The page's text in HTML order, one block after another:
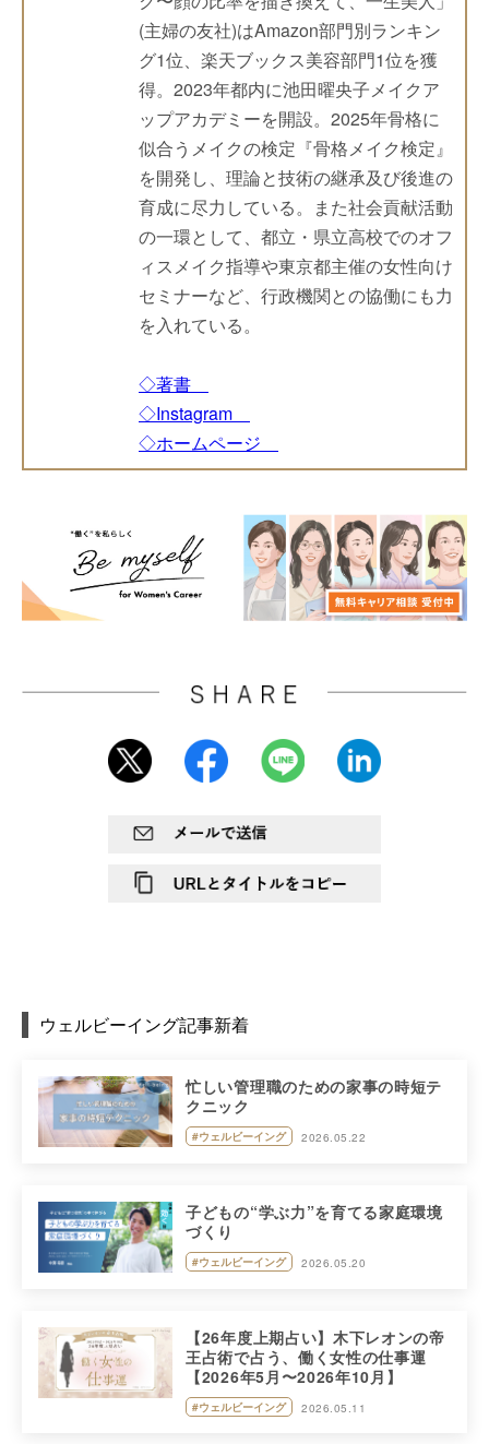
(主婦の友社)はAmazon部門別ランキン
グ1位、楽天ブックス美容部門1位を獲
得。2023年都内に池田曜央子メイクア
ップアカデミーを開設。2025年骨格に
似合うメイクの検定『骨格メイク検定』
を開発し、理論と技術の継承及び後進の
育成に尽力している。また社会貢献活動
の一環として、都立・県立高校でのオフ
ィスメイク指導や東京都主催の女性向け
セミナーなど、行政機関との協働にも力
を入れている。
◇著書
◇Instagram
◇ホームページ
ウェルビーイング記事新着
忙しい管理職のための家事の時短テ
クニック
#ウェルビーイング 2026.05.22
子どもの“学ぶ力”を育てる家庭環境
づくり
#ウェルビーイング 2026.05.20
【26年度上期占い】木下レオンの帝
王占術で占う、働く女性の仕事運
【2026年5月〜2026年10月】
#ウェルビーイング 2026.05.11